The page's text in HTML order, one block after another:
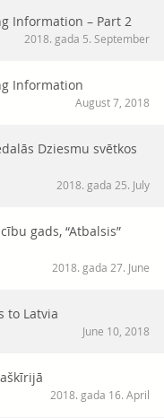
Information – Part 2
2018. gada 5. September
Information
August 7, 2018
Dziesmu svētkos
2018. gada 25. July
gads, “Atbalsis”
2018. gada 27. June
to Latvia
June 10, 2018
2018. gada 16. April